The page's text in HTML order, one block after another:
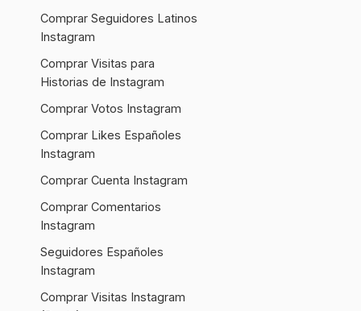
Comprar Seguidores Latinos
Instagram
Comprar Visitas para
Historias de Instagram
Comprar Votos Instagram
Comprar Likes Españoles
Instagram
Comprar Cuenta Instagram
Comprar Comentarios
Instagram
Seguidores Españoles
Instagram
Comprar Visitas Instagram